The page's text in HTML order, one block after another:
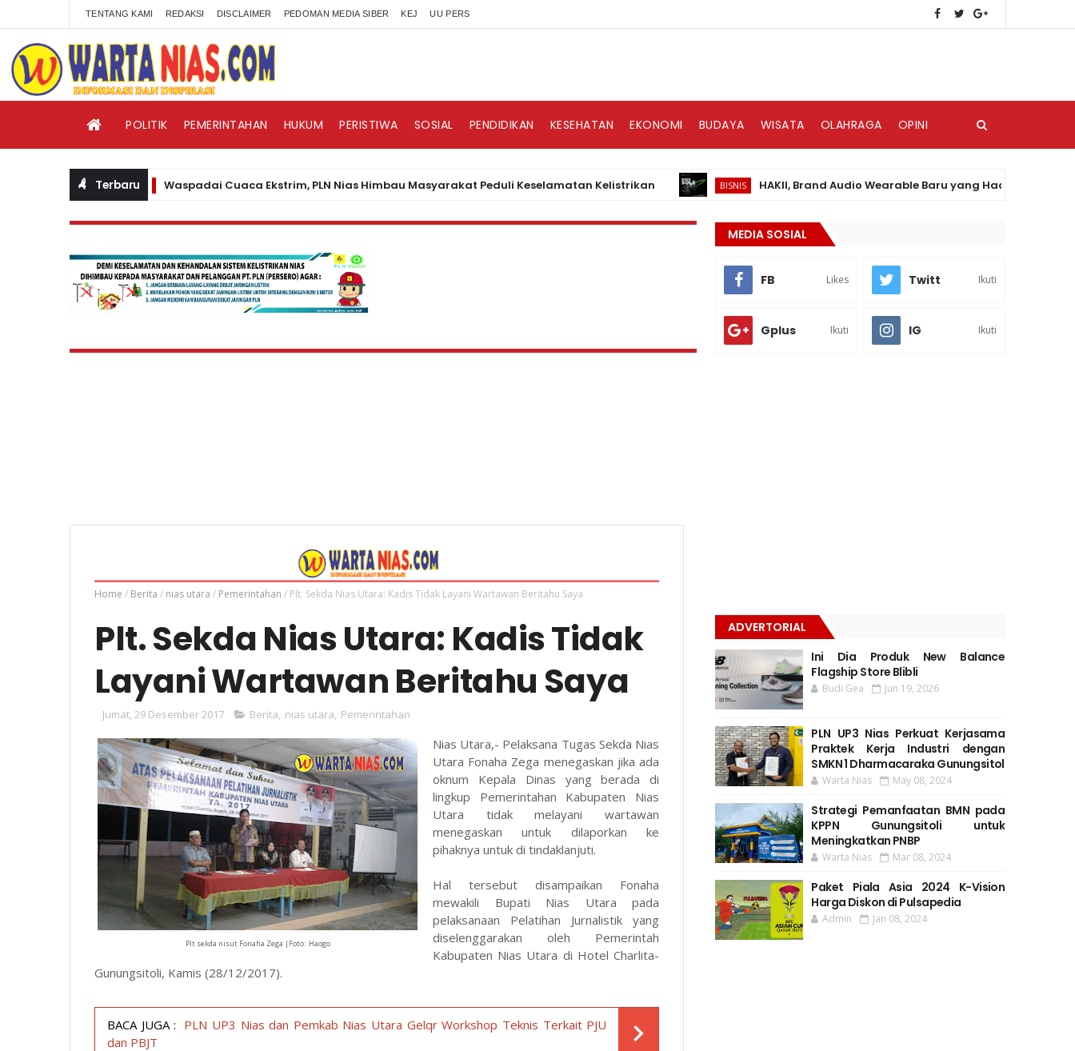
TENTANG KAMI REDAKSI DISCLAIMER PEDOMAN MEDIA SIBER KEJ UU PERS
POLITIK PEMERINTAHAN HUKUM PERISTIWA SOSIAL PENDIDIKAN KESEHATAN EKONOMI BUDAYA WISATA OLAHRAGA OPINI
Terbaru
BERITA Waspadai Cuaca Ekstrim, PLN Nias Himbau Masyarakat Peduli Keselamatan Kelistrikan BISNIS HAKII, Brand Audio Wearable Baru yang Hadir di Pasar
Home / Berita / nias utara / Pemerintahan / Plt. Sekda Nias Utara: Kadis Tidak Layani Wartawan Beritahu Saya
Plt. Sekda Nias Utara: Kadis Tidak
Layani Wartawan Beritahu Saya
Jumat, 29 Desember 2017 Berita nias utara Pemerintahan
Plt sekda nisut Fonaha Zega |Foto: Haogo
Nias Utara,- Pelaksana Tugas Sekda Nias
Utara Fonaha Zega menegaskan jika ada
oknum Kepala Dinas yang berada di
lingkup Pemerintahan Kabupaten Nias
Utara tidak melayani wartawan
menegaskan untuk dilaporkan ke
pihaknya untuk di tindaklanjuti.
Hal tersebut disampaikan Fonaha
mewakili Bupati Nias Utara pada
pelaksanaan Pelatihan Jurnalistik yang
diselenggarakan oleh Pemerintah
Kabupaten Nias Utara di Hotel Charlita-
Gunungsitoli, Kamis (28/12/2017).
BACA JUGA : PLN UP3 Nias dan Pemkab Nias Utara Gelqr Workshop Teknis Terkait PJU
dan PBJT
MEDIA SOSIAL
FB Likes Twitt Ikuti
Gplus Ikuti IG Ikuti
ADVERTORIAL
Ini Dia Produk New Balance
Flagship Store Blibli
Budi Gea Jun 19, 2026
PLN UP3 Nias Perkuat Kerjasama
Praktek Kerja Industri dengan
SMKN 1 Dharmacaraka Gunungsitol
Warta Nias May 08, 2024
Strategi Pemanfaatan BMN pada
KPPN Gunungsitoli untuk
Meningkatkan PNBP
Warta Nias Mar 08, 2024
Paket Piala Asia 2024 K-Vision
Harga Diskon di Pulsapedia
Admin Jan 08, 2024